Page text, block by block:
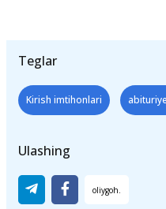
Teglar
Kirish imtihonlari
Ulashing